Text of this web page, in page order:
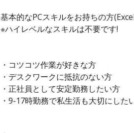
基本的なPCスキルをお持ちの方
※ハイレベルなスキルは不要です!
・コツコツ作業が好きな方
・デスクワークに抵抗のない方
・正社員として安定勤務したい方
・9-17時勤務で私生活も大切にした